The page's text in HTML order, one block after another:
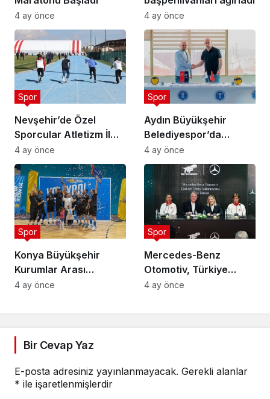
4 ay önce 4 ay önce
Nevşehir’de Özel
Sporcular Atletizm İl
Şampiyonası
Düzenlendi
Spor
4 ay önce
Aydın Büyükşehir
Belediyespor’da
Ataman Güneyligil
Dönemi
Spor
4 ay önce
Konya Büyükşehir
Kurumlar Arası
Voleybol Turnuvası
Spor
4 ay önce
Mercedes-Benz
Otomotiv, Türkiye
Tenis Federasyonu’nun
Spor
4 ay önce
Bir Cevap Yaz
E-posta adresiniz yayınlanmayacak. Gerekli alanlar
* ile işaretlenmişlerdir